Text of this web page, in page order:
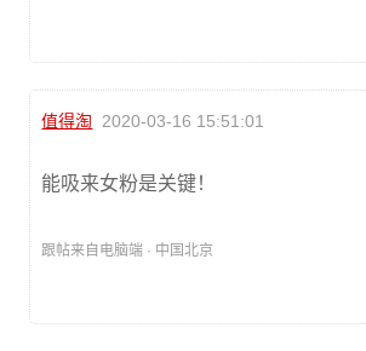
值得淘 2020-03-16 15:51:01
能吸来女粉是关键！
跟帖来自电脑端 · 中国北京